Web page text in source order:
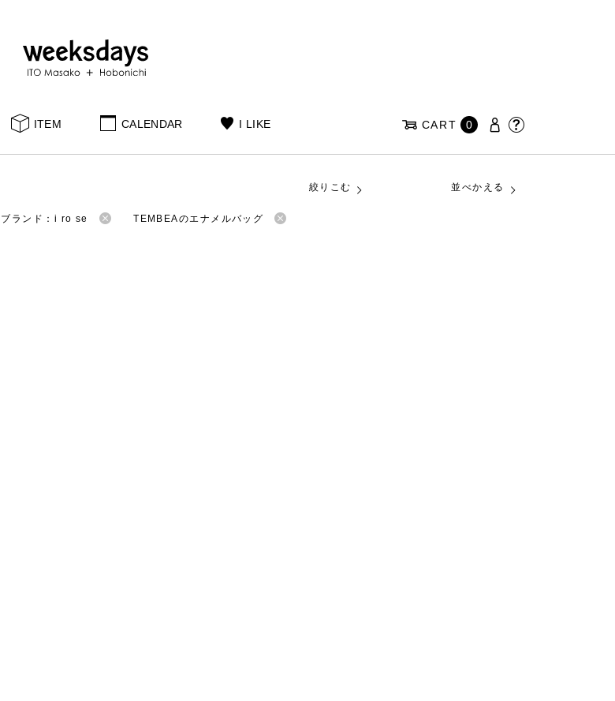
ITEM CALENDAR I LIKE CART 0
絞りこむ 並べかえる
ブランド：i ro se TEMBEAのエナメルバッグ